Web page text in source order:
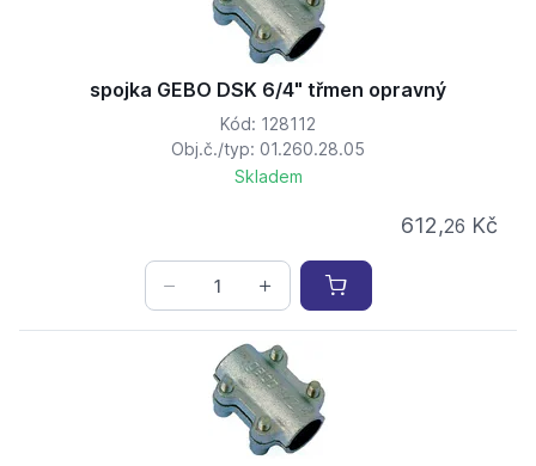
spojka GEBO DSK 6/4" třmen opravný
Kód: 128112
Obj.č./typ: 01.260.28.05
Skladem
612,26 Kč